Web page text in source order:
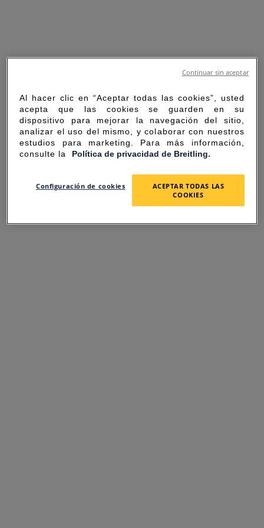
SORRY FOR THE
INCONVENIENCE
Al hacer clic en “Aceptar todas las cookies”, usted
acepta que las cookies se guarden en su
dispositivo para mejorar la navegación del sitio,
analizar el uso del mismo, y colaborar con nuestros
estudios para marketing. Para más información,
consulte la Política de privacidad de Breitling.
Configuración de cookies
ACEPTAR TODAS LAS
COOKIES
Continuar sin aceptar